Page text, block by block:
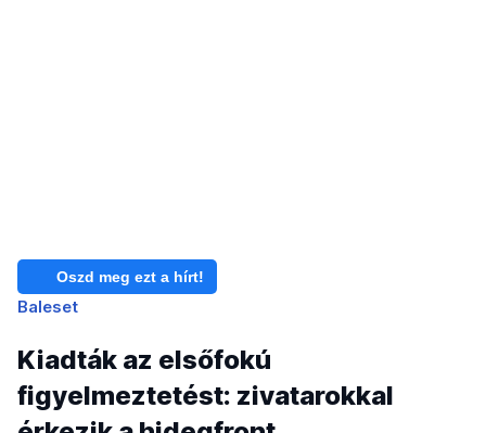
Oszd meg ezt a hírt!
Baleset
Kiadták az elsőfokú
figyelmeztetést: zivatarokkal